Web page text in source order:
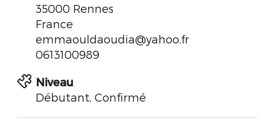
35000 Rennes
France
emmaouldaoudia@yahoo.fr
0613100989
Niveau
Débutant, Confirmé